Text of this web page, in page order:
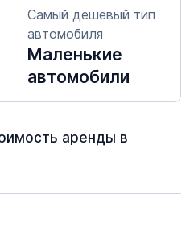
Самый дешевый тип
автомобиля
Маленькие
автомобили
аренды в